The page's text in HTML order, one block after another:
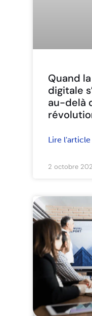
Quand
digitale
au-delà
Lire l'article
2 octobre